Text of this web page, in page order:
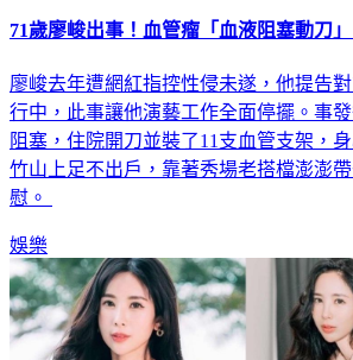
71歲廖峻出事！血管瘤「血液阻塞動刀
廖峻去年遭網紅指控性侵未遂，他提告
行中，此事讓他演藝工作全面停擺。事
阻塞，住院開刀並裝了11支血管支架，
竹山上足不出戶，靠著秀場老搭檔澎澎
慰。
娛樂